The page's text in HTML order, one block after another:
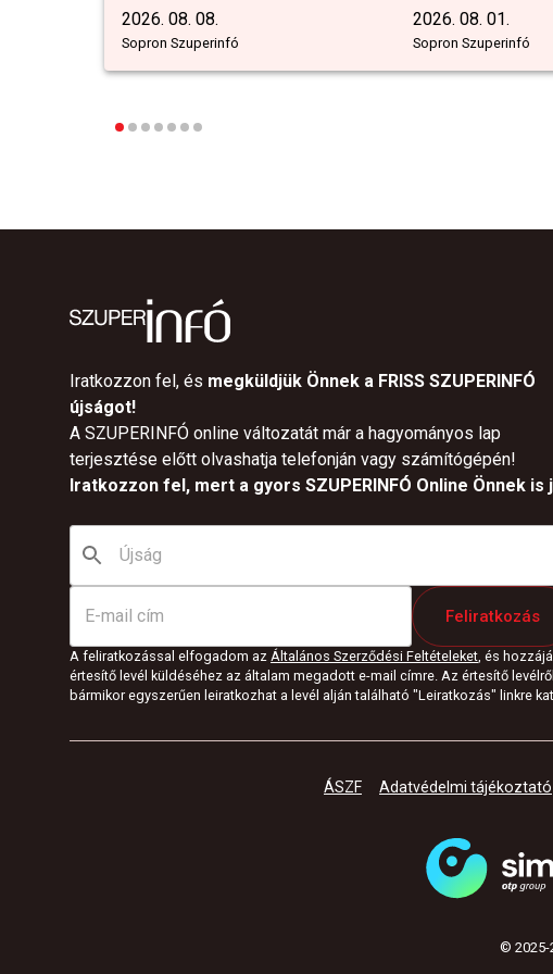
2026. 08. 08.
Sopron Szuperinfó
2026. 08. 01.
Sopron Szuperinfó
Iratkozzon fel, és megküldjük Önnek a FRISS SZUPERINFÓ
újságot!
A SZUPERINFÓ online változatát már a hagyományos lap
terjesztése előtt olvashatja telefonján vagy számítógépén!
Iratkozzon fel, mert a gyors SZUPERINFÓ Online Önnek is
Feliratkozás
A feliratkozással elfogadom az Általános Szerződési Feltételeket , és
értesítő levél küldéséhez az általam megadott e-mail címre. Az értesítő levélről
bármikor egyszerűen leiratkozhat a levél alján található "Leiratkozás" linkre
ÁSZF Adatvédelmi tájékoztató
© 2025-